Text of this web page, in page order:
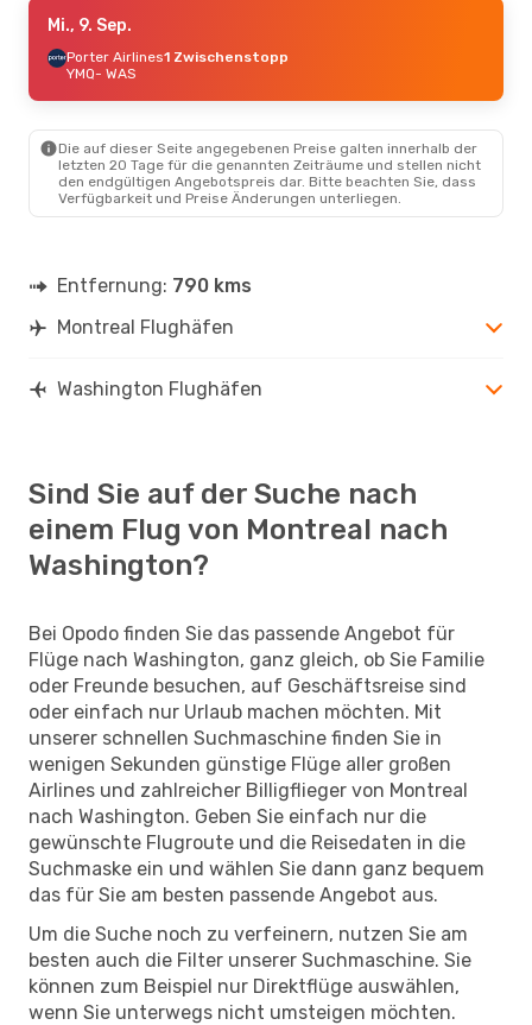
Mi., 9. Sep.
Porter Airlines1 Zwischenstopp
YMQ- WAS
Die auf dieser Seite angegebenen Preise galten innerhalb der
letzten 20 Tage für die genannten Zeiträume und stellen nicht
den endgültigen Angebotspreis dar. Bitte beachten Sie, dass
Verfügbarkeit und Preise Änderungen unterliegen.
Entfernung: 790 kms
Montreal Flughäfen
Washington Flughäfen
Sind Sie auf der Suche nach
einem Flug von Montreal nach
Washington?
Bei Opodo finden Sie das passende Angebot für
Flüge nach Washington, ganz gleich, ob Sie Familie
oder Freunde besuchen, auf Geschäftsreise sind
oder einfach nur Urlaub machen möchten. Mit
unserer schnellen Suchmaschine finden Sie in
wenigen Sekunden günstige Flüge aller großen
Airlines und zahlreicher Billigflieger von Montreal
nach Washington. Geben Sie einfach nur die
gewünschte Flugroute und die Reisedaten in die
Suchmaske ein und wählen Sie dann ganz bequem
das für Sie am besten passende Angebot aus.
Um die Suche noch zu verfeinern, nutzen Sie am
besten auch die Filter unserer Suchmaschine. Sie
können zum Beispiel nur Direktflüge auswählen,
wenn Sie unterwegs nicht umsteigen möchten.